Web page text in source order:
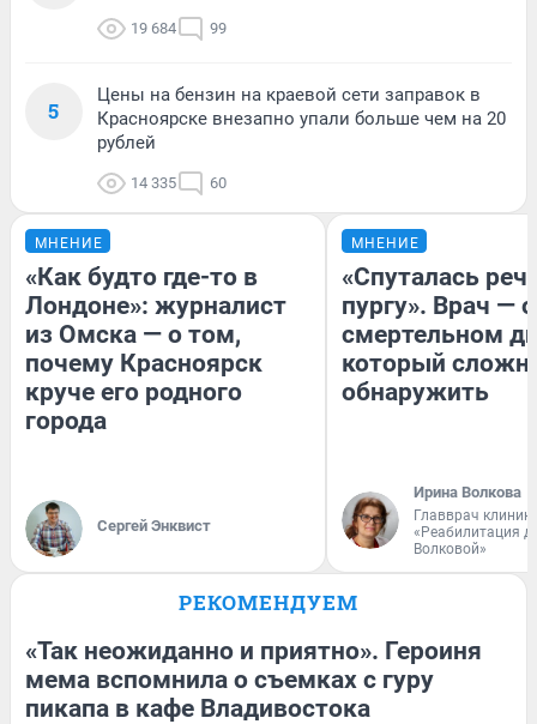
19 684 99
5
Цены на бензин на краевой сети заправок в
Красноярске внезапно упали больше чем на 20
рублей
14 335 60
МНЕНИЕ
«Как будто где-то в
Лондоне»: журналист
из Омска — о том,
почему Красноярск
круче его родного
города
Сергей Энквист
МНЕНИЕ
«Спуталась
пургу». Врач — о
смертельном
который
обнаружить
Ирина Волкова
Главврач
«Реабилитация
Волковой»
РЕКОМЕНДУЕМ
«Так неожиданно и приятно». Героиня
мема вспомнила о съемках с гуру
пикапа в кафе Владивостока